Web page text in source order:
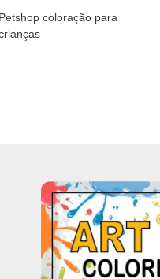
Petshop coloração para